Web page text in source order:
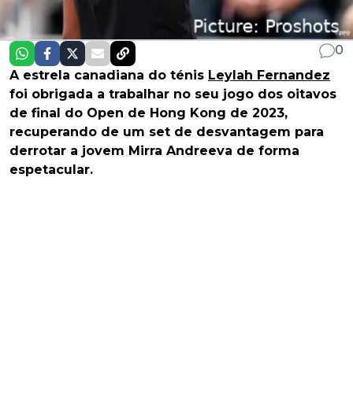
0
A estrela canadiana do ténis Leylah Fernandez
foi obrigada a trabalhar no seu jogo dos oitavos
de final do Open de Hong Kong de 2023,
recuperando de um set de desvantagem para
derrotar a jovem Mirra Andreeva de forma
espetacular.